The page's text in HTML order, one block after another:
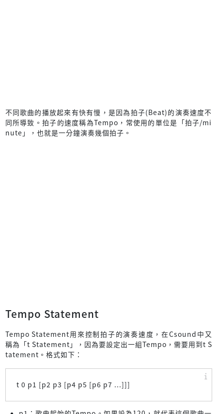
不同歌曲的播放起來有快有慢，是因為拍子(Beat)的演奏速度不
同所導致。拍子的速度稱為Tempo，常使用的單位是「拍子/mi
nute」，也就是一分鐘演奏幾個拍子。
Tempo Statement
Tempo Statement用來控制拍子的演奏速度，在Csound中又
稱為「t Statement」，因為要設定出一組Tempo，需要用到t S
tatement。格式如下：
t 0 p1 [p2 p3 [p4 p5 [p6 p7 ...]]]